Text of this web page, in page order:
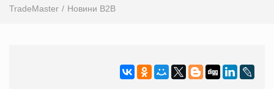
TradeMaster Новини B2B